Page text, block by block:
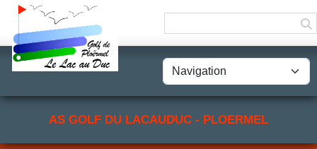
AS GOLF DU LACAUDUC - PLOERMEL
Panneau de gestion des cookies